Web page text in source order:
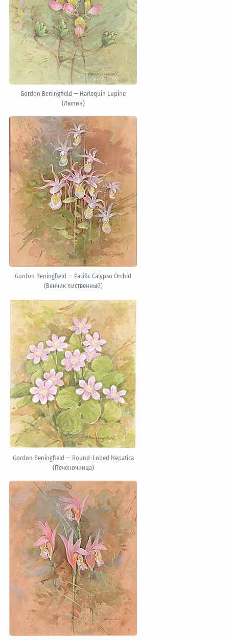
Gordon Beningfield — Harlequin Lupine
(Люпин)
Gordon Beningfield — Pacific Calypso Orchid
(Венчик лиственный)
Gordon Beningfield — Round-Lobed Hepatica
(Печёночница)